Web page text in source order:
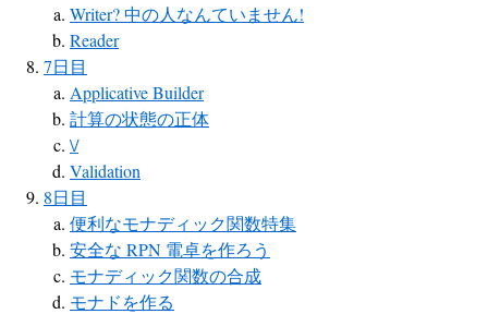
Writer? 中の人なんていません!
Reader
7日目
Applicative Builder
計算の状態の正体
\/
Validation
8日目
便利なモナディック関数特集
安全な RPN 電卓を作ろう
モナディック関数の合成
モナドを作る